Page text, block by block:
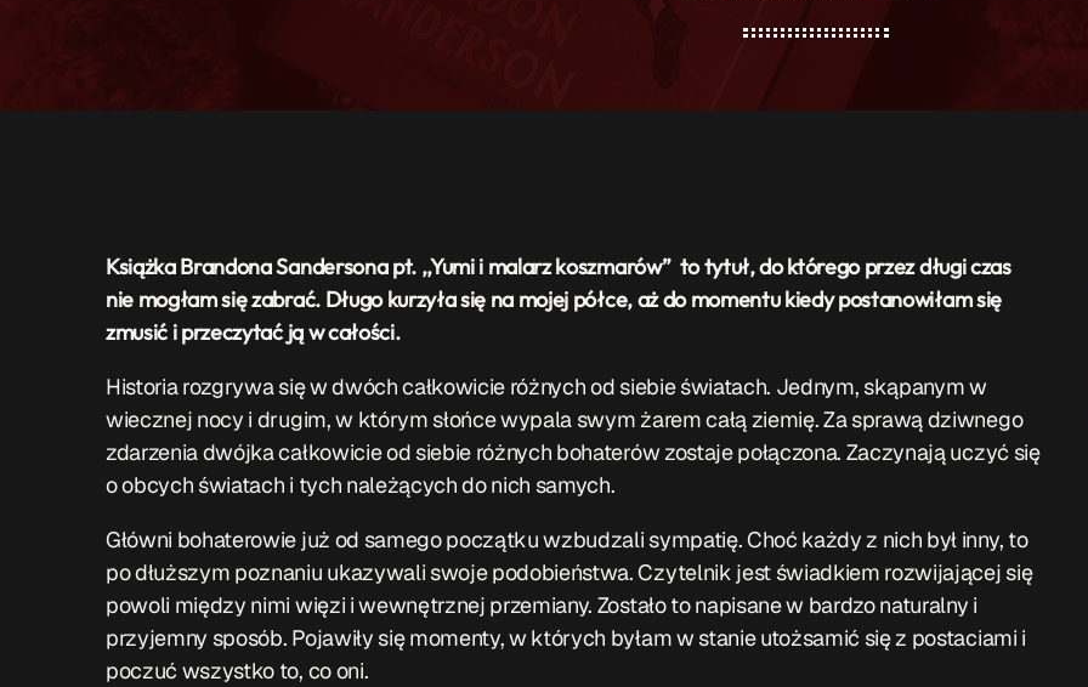
Książka Brandona Sandersona pt. ,,Yumi i malarz koszmarów” to tytuł, do którego przez długi czas
nie mogłam się zabrać. Długo kurzyła się na mojej półce, aż do momentu kiedy postanowiłam się
zmusić i przeczytać ją w całości.
Historia rozgrywa się w dwóch całkowicie różnych od siebie światach. Jednym, skąpanym w
wiecznej nocy i drugim, w którym słońce wypala swym żarem całą ziemię. Za sprawą dziwnego
zdarzenia dwójka całkowicie od siebie różnych bohaterów zostaje połączona. Zaczynają uczyć się
o obcych światach i tych należących do nich samych.
Główni bohaterowie już od samego początku wzbudzali sympatię. Choć każdy z nich był inny, to
po dłuższym poznaniu ukazywali swoje podobieństwa. Czytelnik jest świadkiem rozwijającej się
powoli między nimi więzi i wewnętrznej przemiany. Zostało to napisane w bardzo naturalny i
przyjemny sposób. Pojawiły się momenty, w których byłam w stanie utożsamić się z postaciami i
poczuć wszystko to, co oni.